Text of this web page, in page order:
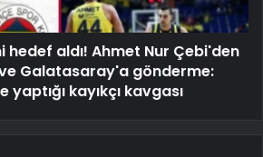
hedef aldı! Ahmet Nur Çebi'den
Galatasaray'a gönderme:
yaptığı kayıkçı kavgası